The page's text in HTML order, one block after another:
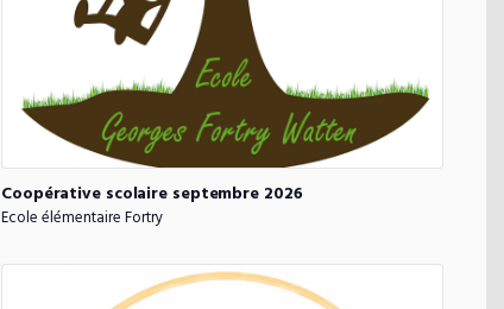
Coopérative scolaire septembre 2026
Ecole élémentaire Fortry